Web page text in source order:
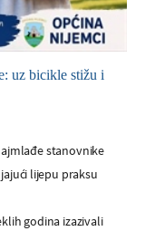
uz bicikle stižu i
stanovnike
lijepu praksu
godina izazivali